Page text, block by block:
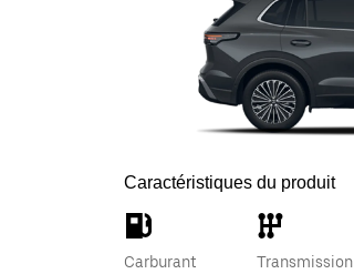
Caractéristiques du produit
Carburant
Transmission